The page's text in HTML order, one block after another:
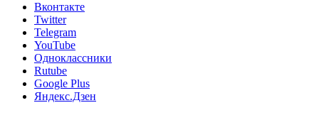
Вконтакте
Twitter
Telegram
YouTube
Одноклассники
Rutube
Google Plus
Яндекс.Дзен